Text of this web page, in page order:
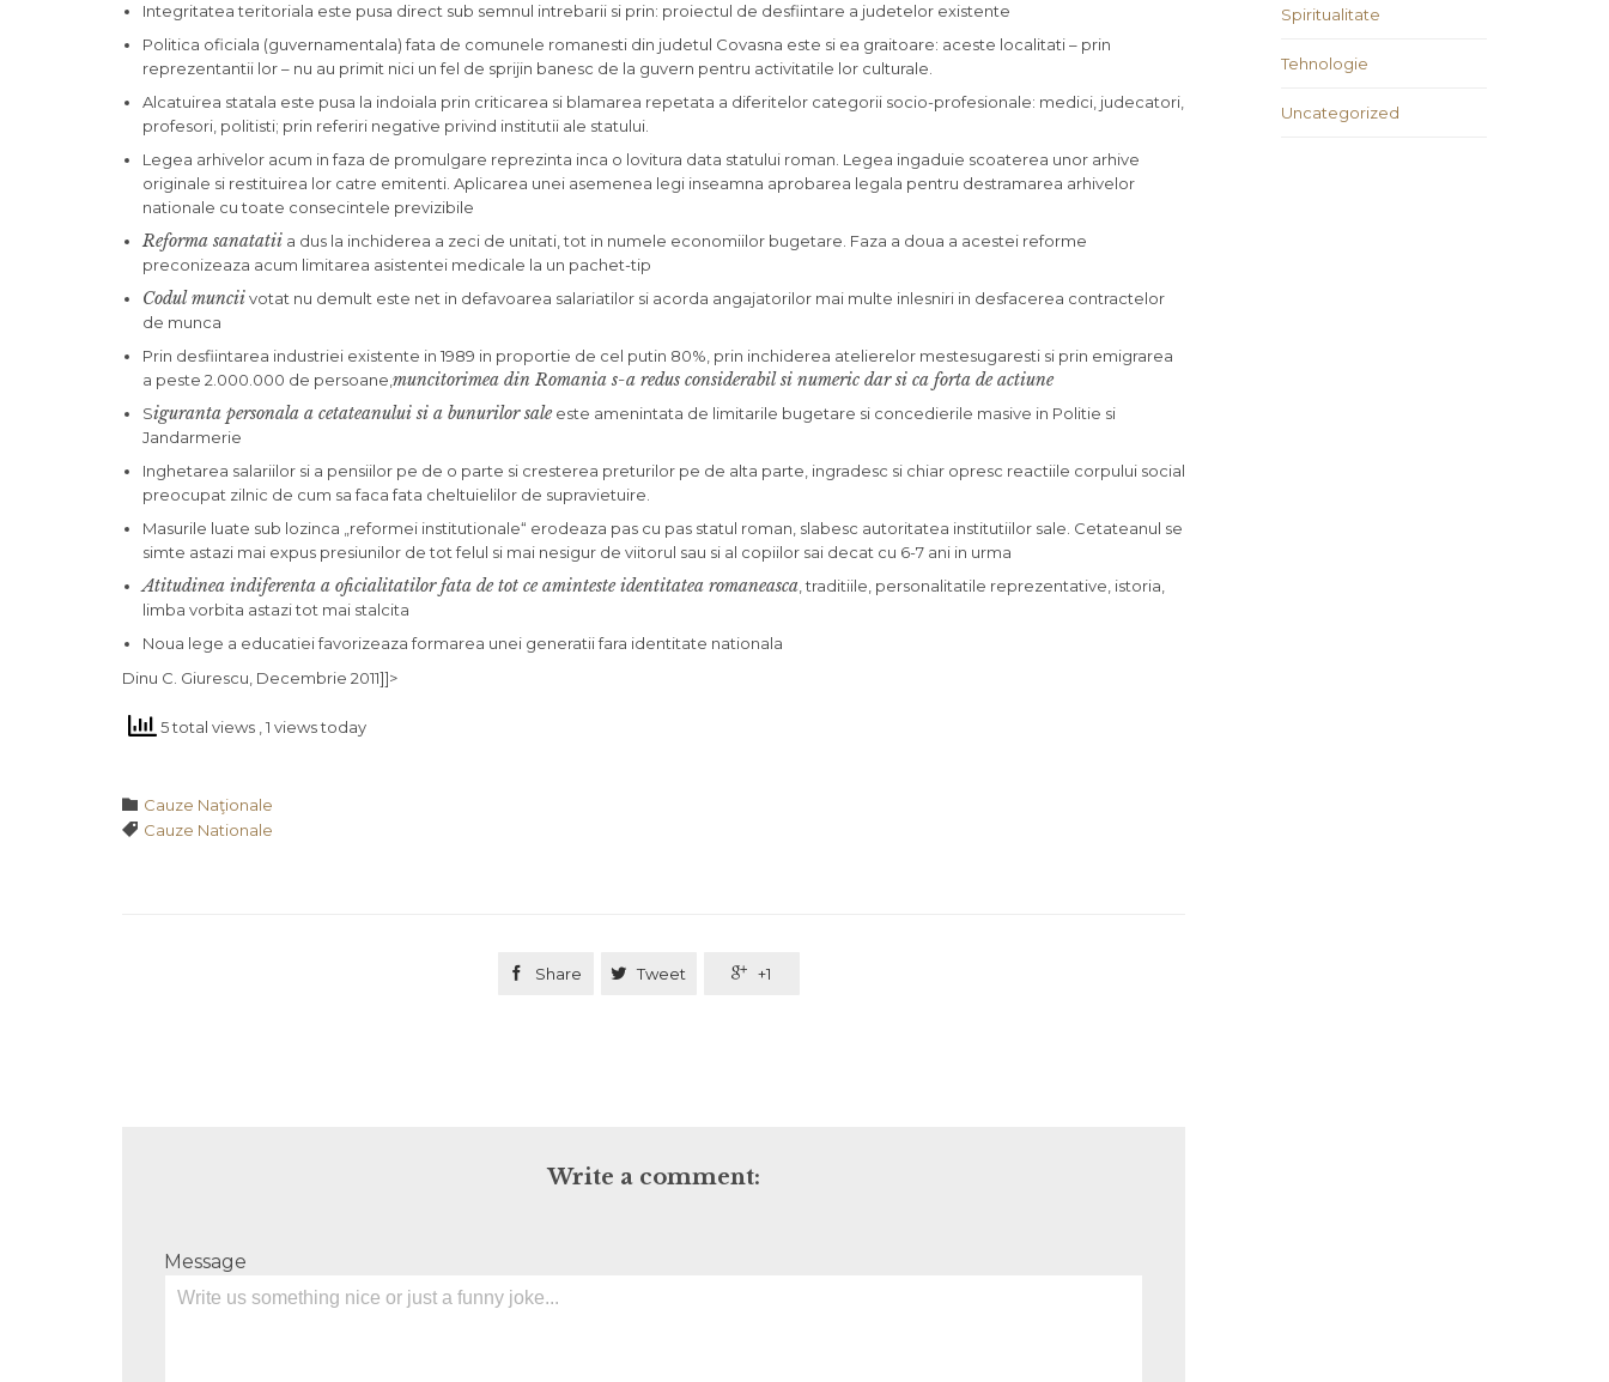
Integritatea teritoriala este pusa direct sub semnul intrebarii si prin: proiectul de desfiintare a judetelor existente
Politica oficiala (guvernamentala) fata de comunele romanesti din judetul Covasna este si ea graitoare: aceste localitati – prin
reprezentantii lor – nu au primit nici un fel de sprijin banesc de la guvern pentru activitatile lor culturale.
Alcatuirea statala este pusa la indoiala prin criticarea si blamarea repetata a diferitelor categorii socio-profesionale: medici, judecatori,
profesori, politisti; prin referiri negative privind institutii ale statului.
Legea arhivelor acum in faza de promulgare reprezinta inca o lovitura data statului roman. Legea ingaduie scoaterea unor arhive
originale si restituirea lor catre emitenti. Aplicarea unei asemenea legi inseamna aprobarea legala pentru destramarea arhivelor
nationale cu toate consecintele previzibile
Reforma sanatatiia dus la inchiderea a zeci de unitati, tot in numele economiilor bugetare. Faza a doua a acestei reforme
preconizeaza acum limitarea asistentei medicale la un pachet-tip
Codul munciivotat nu demult este net in defavoarea salariatilor si acorda angajatorilor mai multe inlesniri in desfacerea contractelor
de munca
Prin desfiintarea industriei existente in 1989 in proportie de cel putin 80%, prin inchiderea atelierelor mestesugaresti si prin emigrarea
a peste 2.000.000 de persoane,muncitorimea din Romania s-a redus considerabil si numeric dar si ca forta de actiune
Siguranta personala a cetateanului si a bunurilor saleeste amenintata de limitarile bugetare si concedierile masive in Politie si
Jandarmerie
Inghetarea salariilor si a pensiilor pe de o parte si cresterea preturilor pe de alta parte, ingradesc si chiar opresc reactiile corpului social
preocupat zilnic de cum sa faca fata cheltuielilor de supravietuire.
Masurile luate sub lozinca „reformei institutionale“ erodeaza pas cu pas statul roman, slabesc autoritatea institutiilor sale. Cetateanul se
simte astazi mai expus presiunilor de tot felul si mai nesigur de viitorul sau si al copiilor sai decat cu 6-7 ani in urma
Atitudinea indiferenta a oficialitatilor fata de tot ce aminteste identitatea romaneasca, traditiile, personalitatile reprezentative, istoria,
limba vorbita astazi tot mai stalcita
Noua lege a educatiei favorizeaza formarea unei generatii fara identitate nationala
Dinu C. Giurescu, Decembrie 2011]]>
5 total views , 1 views today
 Category
Cauze Naţionale
 Tags
Cauze Nationale
 Share  Tweet  +1
Write a comment:
Message
Spiritualitate
Tehnologie
Uncategorized